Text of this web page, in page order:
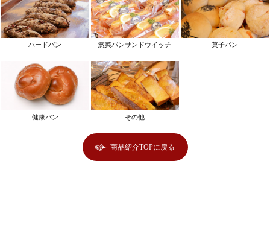
ハードパン 惣菜パンサンドウイッチ 菓子パン
健康パン その他
商品紹介TOPに戻る